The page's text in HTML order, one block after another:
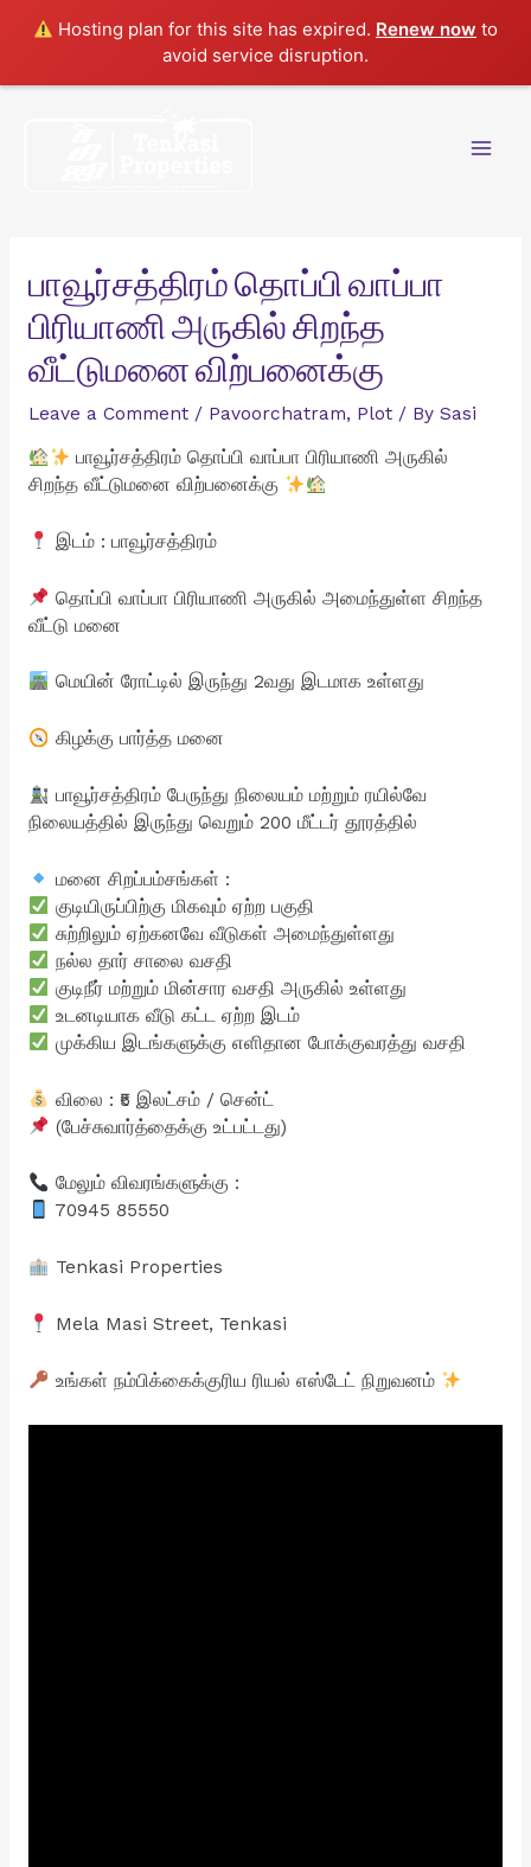
Hosting plan for this site has expired. Renew now to
avoid service disruption.
பாவூர்சத்திரம் தொப்பி வாப்பா
பிரியாணி அருகில் சிறந்த
வீட்டுமனை விற்பனைக்கு
Leave a Comment / Pavoorchatram, Plot/ By Sasi
பாவூர்சத்திரம் தொப்பி வாப்பா பிரியாணி அருகில்
சிறந்த வீட்டுமனை விற்பனைக்கு
இடம் : பாவூர்சத்திரம்
தொப்பி வாப்பா பிரியாணி அருகில் அமைந்துள்ள சிறந்த
வீட்டு மனை
மெயின் ரோட்டில் இருந்து 2வது இடமாக உள்ளது
கிழக்கு பார்த்த மனை
பாவூர்சத்திரம் பேருந்து நிலையம் மற்றும் ரயில்வே
நிலையத்தில் இருந்து வெறும் 200 மீட்டர் தூரத்தில்
மனை சிறப்பம்சங்கள் :
குடியிருப்பிற்கு மிகவும் ஏற்ற பகுதி
சுற்றிலும் ஏற்கனவே வீடுகள் அமைந்துள்ளது
நல்ல தார் சாலை வசதி
குடிநீர் மற்றும் மின்சார வசதி அருகில் உள்ளது
உடனடியாக வீடு கட்ட ஏற்ற இடம்
முக்கிய இடங்களுக்கு எளிதான போக்குவரத்து வசதி
விலை : ₹5 இலட்சம் / சென்ட்
(பேச்சுவார்த்தைக்கு உட்பட்டது)
மேலும் விவரங்களுக்கு :
70945 85550
Tenkasi Properties
Mela Masi Street, Tenkasi
உங்கள் நம்பிக்கைக்குரிய ரியல் எஸ்டேட் நிறுவனம்